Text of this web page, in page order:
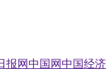
报网中国网中国经